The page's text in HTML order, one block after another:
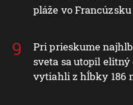
pláže vo
Pri prieskume
sveta sa utopil
vytiahli z hĺbky 186